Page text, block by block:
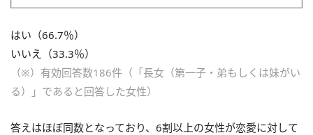
はい（66.7％）
いいえ（33.3％）
（※）有効回答数186件（「長女（第一子・弟もしくは妹がい
る）」であると回答した女性）
答えはほぼ同数となっており、6割以上の女性が恋愛に対して